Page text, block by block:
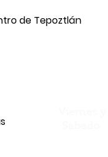
de Tepoztlán